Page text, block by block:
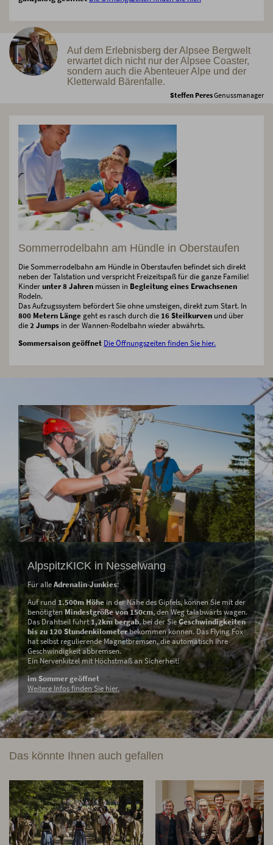
Auf dem Erlebnisberg der Alpsee Bergwelt
erwartet dich nicht nur der Alpsee Coaster,
sondern auch die Abenteuer Alpe und der
Kletterwald Bärenfalle.
Steffen PeresGenussmanager
Sommerrodelbahn am Hündle in Oberstaufen
Die Sommerrodelbahn am Hündle in Oberstaufen befindet sich direkt
neben der Talstation und verspricht Freizeitspaß für die ganze Familie!
Kinderunter 8 Jahren müssen in Begleitung eines Erwachsenen
Rodeln.
Das Aufzugssystem befördert Sie ohne umsteigen, direkt zum Start. In
800 Metern Länge geht es rasch durch die 16 Steilkurven und über
die2 Jumps in der Wannen-Rodelbahn wieder abwährts.
Sommersaison geöffnet Die Öffnungszeiten finden Sie hier.
AlpspitzKICK in Nesselwang
Für alleAdrenalin-Junkies:
Auf rund 1.500m Höhe in der Nähe des Gipfels, können Sie mit der
benötigten Mindestgröße von 150cm, den Weg talabwärts wagen.
Das Drahtseil führt1,2km bergab, bei der SieGeschwindigkeiten
bis zu 120 Stundenkilometerbekommen können. Das Flying Fox
hat selbst regulierende Magnetbremsen, die automatisch Ihre
Geschwindigkeit abbremsen.
Ein Nervenkitzel mit Höchstmaß an Sicherheit!
im Sommer geöffnet
Weitere Infos finden Sie hier.
Das könnte Ihnen auch gefallen